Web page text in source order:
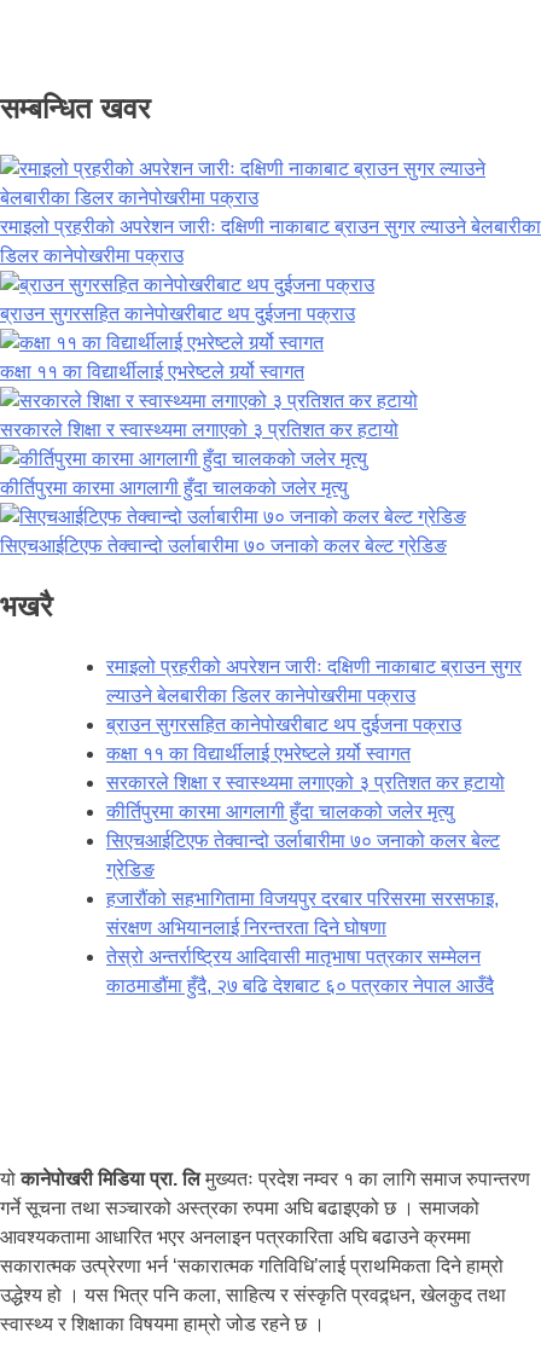
सम्बन्धित खवर
रमाइलो प्रहरीको अपरेशन जारीः दक्षिणी नाकाबाट ब्राउन सुगर ल्याउने बेलबारीका
डिलर कानेपोखरीमा पक्राउ
ब्राउन सुगरसहित कानेपोखरीबाट थप दुईजना पक्राउ
कक्षा ११ का विद्यार्थीलाई एभरेष्टले गर्र्यो स्वागत
सरकारले शिक्षा र स्वास्थ्यमा लगाएको ३ प्रतिशत कर हटायो
कीर्तिपुरमा कारमा आगलागी हुँदा चालकको जलेर मृत्यु
सिएचआईटिएफ तेक्वान्दो उर्लाबारीमा ७० जनाको कलर बेल्ट ग्रेडिङ
भखरै
रमाइलो प्रहरीको अपरेशन जारीः दक्षिणी नाकाबाट ब्राउन सुगर
ल्याउने बेलबारीका डिलर कानेपोखरीमा पक्राउ
ब्राउन सुगरसहित कानेपोखरीबाट थप दुईजना पक्राउ
कक्षा ११ का विद्यार्थीलाई एभरेष्टले गर्र्यो स्वागत
सरकारले शिक्षा र स्वास्थ्यमा लगाएको ३ प्रतिशत कर हटायो
कीर्तिपुरमा कारमा आगलागी हुँदा चालकको जलेर मृत्यु
सिएचआईटिएफ तेक्वान्दो उर्लाबारीमा ७० जनाको कलर बेल्ट
ग्रेडिङ
हजारौंको सहभागितामा विजयपुर दरबार परिसरमा सरसफाइ,
संरक्षण अभियानलाई निरन्तरता दिने घोषणा
तेस्रो अन्तर्राष्ट्रिय आदिवासी मातृभाषा पत्रकार सम्मेलन
काठमाडौंमा हुँदै, २७ बढि देशबाट ६० पत्रकार नेपाल आउँदै
योकानेपोखरी मिडिया प्रा. लिमुख्यतः प्रदेश नम्वर १ का लागि समाज रुपान्तरण
गर्ने सूचना तथा सञ्चारको अस्त्रका रुपमा अघि बढाइएको छ । समाजको
आवश्यकतामा आधारित भएर अनलाइन पत्रकारिता अघि बढाउने क्रममा
सकारात्मक उत्प्रेरणा भर्न ‘सकारात्मक गतिविधि’लाई प्राथमिकता दिने हाम्रो
उद्धेश्य हो । यस भित्र पनि कला, साहित्य र संस्कृति प्रवद्र्धन, खेलकुद तथा
स्वास्थ्य र शिक्षाका विषयमा हाम्रो जोड रहने छ ।